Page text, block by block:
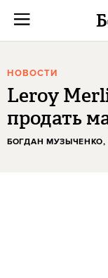
НОВОСТИ
Leroy
продать
БОГДАН МУЗЫЧЕНКО,